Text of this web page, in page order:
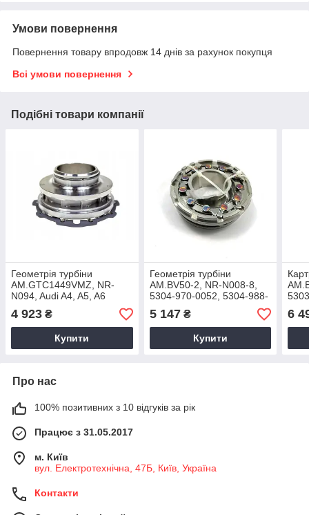
Умови повернення
Повернення товару впродовж 14 днів за рахунок покупця
Всі умови повернення
Подібні товари компанії
Геометрія турбіни
AM.GTC1449VMZ, NR-
N094, Audi A4, A5, A6
CGLC, 2011+, 2.0 TDI,
817047-0001, 818987-
0001
4 923 ₴
Купити
Геометрія турбіни
AM.BV50-2, NR-N008-8,
5304-970-0052, 5304-988-
0052, 53049700052,
53049880052
5 147₴
Купити
6
Про нас
100% позитивних з 10 відгуків за рік
Працює з 31.05.2017
м. Київ
вул. Електротехнічна, 47Б, Київ, Україна
Контакти